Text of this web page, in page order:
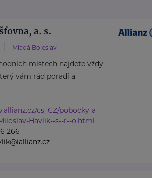
a. s.
Mladá Boleslav
místech najdete vždy
vám rád poradí a
cs_CZ/pobocky-a-
Havlik--s--r--o.html
266